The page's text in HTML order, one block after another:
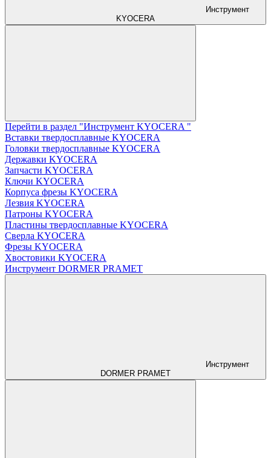
Инструмент
KYOCERA
Перейти в раздел "Инструмент KYOCERA "
Вставки твердосплавные KYOCERA
Головки твердосплавные KYOCERA
Державки KYOCERA
Запчасти KYOCERA
Ключи KYOCERA
Корпуса фрезы KYOCERA
Лезвия KYOCERA
Патроны KYOCERA
Пластины твердосплавные KYOCERA
Сверла KYOCERA
Фрезы KYOCERA
Хвостовики KYOCERA
Инструмент DORMER PRAMET
Инструмент
DORMER PRAMET